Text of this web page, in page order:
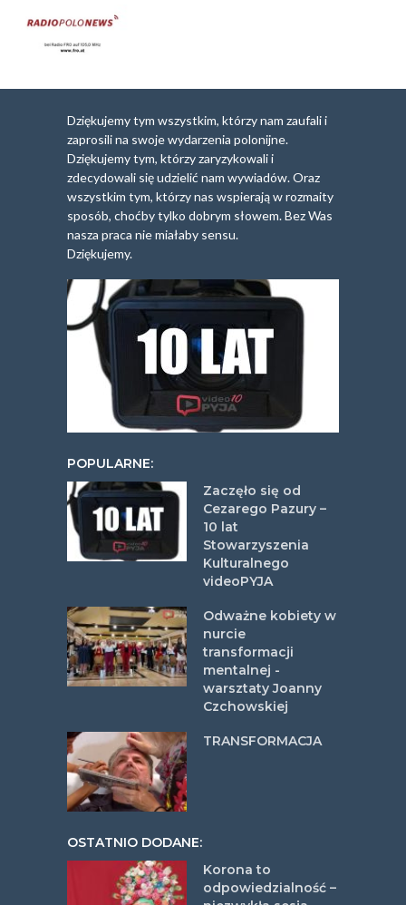
Dziękujemy tym wszystkim, którzy nam zaufali i
zaprosili na swoje wydarzenia polonijne.
Dziękujemy tym, którzy zaryzykowali i
zdecydowali się udzielić nam wywiadów. Oraz
wszystkim tym, którzy nas wspierają w rozmaity
sposób, choćby tylko dobrym słowem. Bez Was
nasza praca nie miałaby sensu.
Dziękujemy.
POPULARNE:
Zaczęło się od
Cezarego Pazury –
10 lat
Stowarzyszenia
Kulturalnego
videoPYJA
Odważne kobiety w
nurcie
transformacji
mentalnej -
warsztaty Joanny
Czchowskiej
TRANSFORMACJA
OSTATNIO DODANE:
Korona to
odpowiedzialność –